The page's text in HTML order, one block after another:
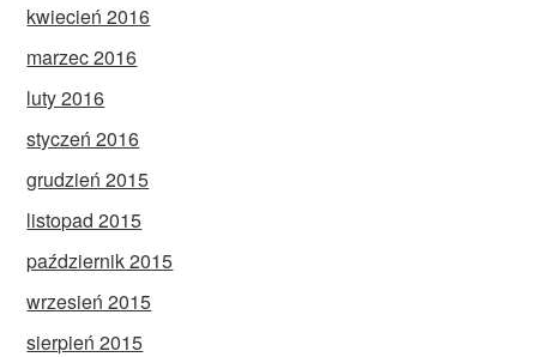
kwiecień 2016
marzec 2016
luty 2016
styczeń 2016
grudzień 2015
listopad 2015
październik 2015
wrzesień 2015
sierpień 2015